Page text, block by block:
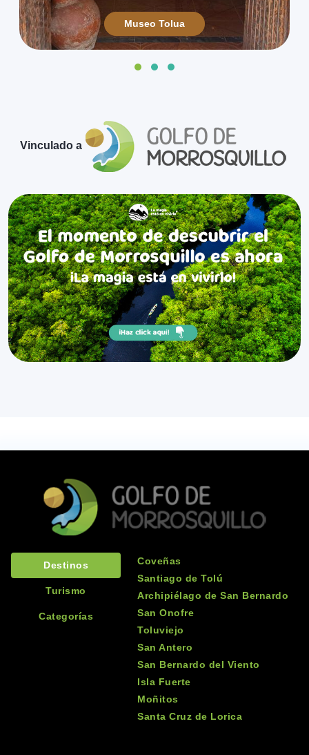
identidad se refleje con orgullo. Que siga siendo el
escenario de eventos culturales y ferias que nos
permitan compartir nuestras tradiciones y
Museo Tolua
Vinculado a
Destinos
Turismo
Categorías
Coveñas
Santiago de Tolú
Archipiélago de San Bernardo
San Onofre
Toluviejo
San Antero
San Bernardo del Viento
Isla Fuerte
Moñitos
Santa Cruz de Lorica